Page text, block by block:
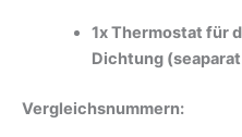
1x Thermostat für
Dichtung
Vergleichsnummern: